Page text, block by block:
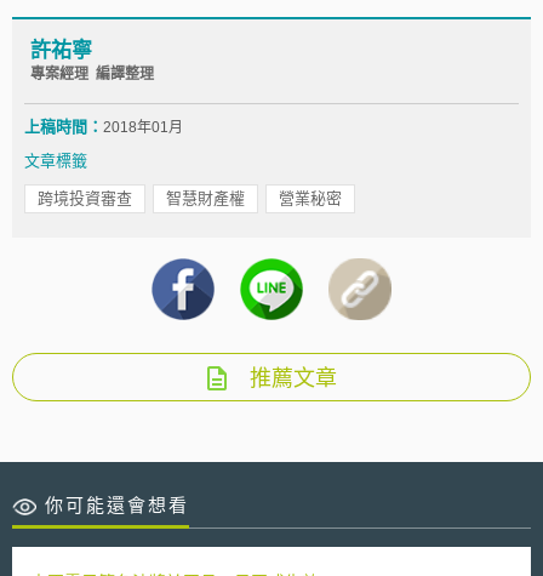
許祐寧
專案經理 編譯整理
上稿時間： 2018年01月
文章標籤
跨境投資審查 智慧財產權 營業秘密
推薦文章
你可能還會想看